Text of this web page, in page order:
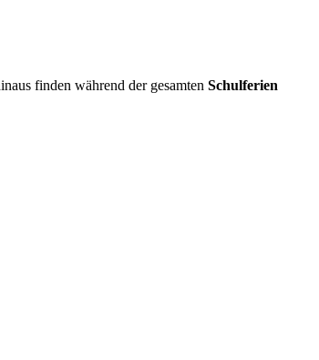
finden während der gesamten Schulferien